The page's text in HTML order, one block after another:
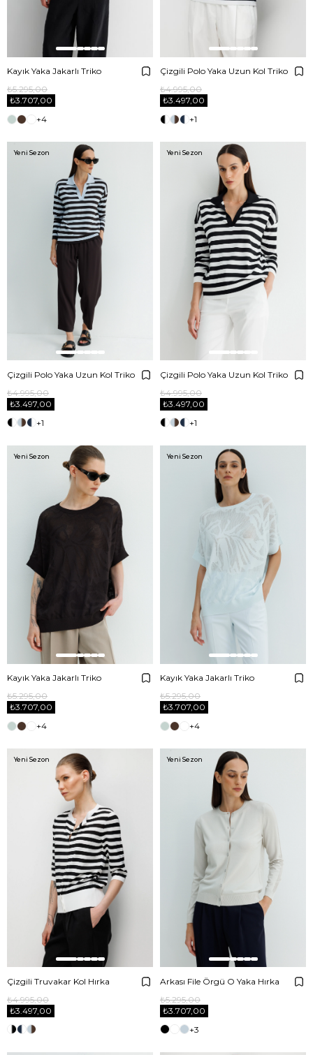
Kayık Yaka Jakarlı Triko
₺3.707,00
₺5.295,00
+4
Çizgili Polo Yaka Uzun Kol Triko
₺3.497,00
₺4.995,00
+1
Çizgili Polo Yaka Uzun Kol Triko
₺3.497,00
₺4.995,00
+1
Yeni Sezon
Çizgili Polo Yaka Uzun Kol Triko
₺3.497,00
₺4.995,00
+1
Yeni Sezon
Kayık Yaka Jakarlı Triko
₺3.707,00
₺5.295,00
+4
Yeni Sezon
Kayık Yaka Jakarlı Triko
₺3.707,00
₺5.295,00
+4
Yeni Sezon
Çizgili Truvakar Kol Hırka
₺3.497,00
₺4.995,00
Yeni Sezon
Arkası File Örgü O Yaka Hırka
₺3.707,00
₺5.295,00
+3
Yeni Sezon